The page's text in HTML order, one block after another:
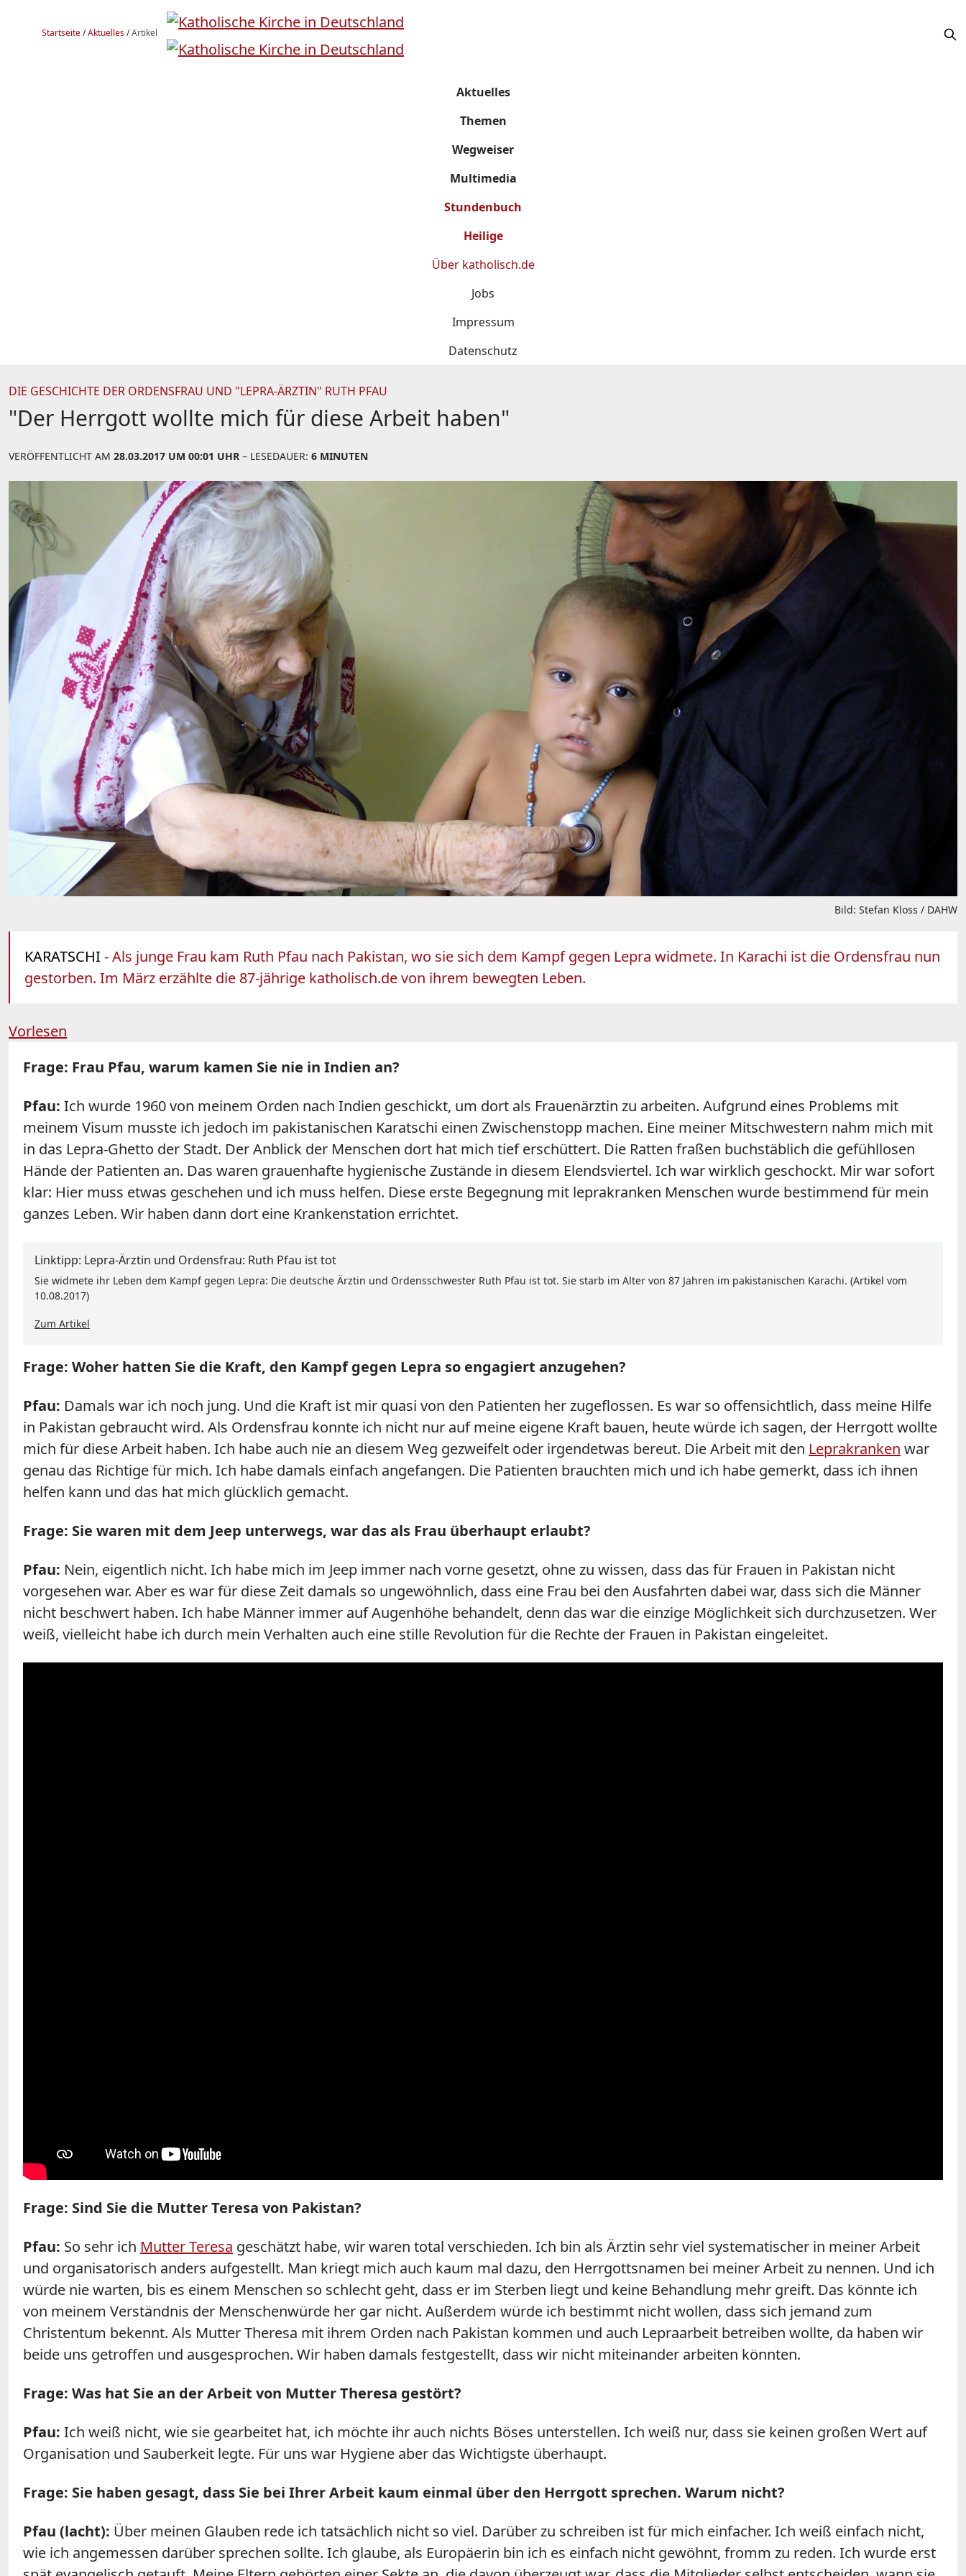
Startseite/Aktuelles/Artikel
Aktuelles
Themen
Wegweiser
Multimedia
Stundenbuch
Heilige
Über katholisch.de
Jobs
Impressum
Datenschutz
DIE GESCHICHTE DER ORDENSFRAU UND "LEPRA-ÄRZTIN" RUTH PFAU
"Der Herrgott wollte mich für diese Arbeit haben"
VERÖFFENTLICHT AM 28.03.2017 UM 00:01 UHR – LESEDAUER: 6 MINUTEN
Bild: Stefan Kloss / DAHW
KARATSCHI - Als junge Frau kam Ruth Pfau nach Pakistan, wo sie sich dem Kampf gegen Lepra widmete. In Karachi ist die Ordensfrau nun
gestorben. Im März erzählte die 87-jährige katholisch.de von ihrem bewegten Leben.
Vorlesen
Frage: Frau Pfau, warum kamen Sie nie in Indien an?
Pfau: Ich wurde 1960 von meinem Orden nach Indien geschickt, um dort als Frauenärztin zu arbeiten. Aufgrund eines Problems mit
meinem Visum musste ich jedoch im pakistanischen Karatschi einen Zwischenstopp machen. Eine meiner Mitschwestern nahm mich mit
in das Lepra-Ghetto der Stadt. Der Anblick der Menschen dort hat mich tief erschüttert. Die Ratten fraßen buchstäblich die gefühllosen
Hände der Patienten an. Das waren grauenhafte hygienische Zustände in diesem Elendsviertel. Ich war wirklich geschockt. Mir war sofort
klar: Hier muss etwas geschehen und ich muss helfen. Diese erste Begegnung mit leprakranken Menschen wurde bestimmend für mein
ganzes Leben. Wir haben dann dort eine Krankenstation errichtet.
Linktipp: Lepra-Ärztin und Ordensfrau: Ruth Pfau ist tot
Sie widmete ihr Leben dem Kampf gegen Lepra: Die deutsche Ärztin und Ordensschwester Ruth Pfau ist tot. Sie starb im Alter von 87 Jahren im pakistanischen Karachi. (Artikel vom
10.08.2017)
Zum Artikel
Frage: Woher hatten Sie die Kraft, den Kampf gegen Lepra so engagiert anzugehen?
Pfau: Damals war ich noch jung. Und die Kraft ist mir quasi von den Patienten her zugeflossen. Es war so offensichtlich, dass meine Hilfe
in Pakistan gebraucht wird. Als Ordensfrau konnte ich nicht nur auf meine eigene Kraft bauen, heute würde ich sagen, der Herrgott wollte
mich für diese Arbeit haben. Ich habe auch nie an diesem Weg gezweifelt oder irgendetwas bereut. Die Arbeit mit den Leprakranken war
genau das Richtige für mich. Ich habe damals einfach angefangen. Die Patienten brauchten mich und ich habe gemerkt, dass ich ihnen
helfen kann und das hat mich glücklich gemacht.
Frage: Sie waren mit dem Jeep unterwegs, war das als Frau überhaupt erlaubt?
Pfau: Nein, eigentlich nicht. Ich habe mich im Jeep immer nach vorne gesetzt, ohne zu wissen, dass das für Frauen in Pakistan nicht
vorgesehen war. Aber es war für diese Zeit damals so ungewöhnlich, dass eine Frau bei den Ausfahrten dabei war, dass sich die Männer
nicht beschwert haben. Ich habe Männer immer auf Augenhöhe behandelt, denn das war die einzige Möglichkeit sich durchzusetzen. Wer
weiß, vielleicht habe ich durch mein Verhalten auch eine stille Revolution für die Rechte der Frauen in Pakistan eingeleitet.
Frage: Sind Sie die Mutter Teresa von Pakistan?
Pfau: So sehr ich Mutter Teresa geschätzt habe, wir waren total verschieden. Ich bin als Ärztin sehr viel systematischer in meiner Arbeit
und organisatorisch anders aufgestellt. Man kriegt mich auch kaum mal dazu, den Herrgottsnamen bei meiner Arbeit zu nennen. Und ich
würde nie warten, bis es einem Menschen so schlecht geht, dass er im Sterben liegt und keine Behandlung mehr greift. Das könnte ich
von meinem Verständnis der Menschenwürde her gar nicht. Außerdem würde ich bestimmt nicht wollen, dass sich jemand zum
Christentum bekennt. Als Mutter Theresa mit ihrem Orden nach Pakistan kommen und auch Lepraarbeit betreiben wollte, da haben wir
beide uns getroffen und ausgesprochen. Wir haben damals festgestellt, dass wir nicht miteinander arbeiten könnten.
Frage: Was hat Sie an der Arbeit von Mutter Theresa gestört?
Pfau: Ich weiß nicht, wie sie gearbeitet hat, ich möchte ihr auch nichts Böses unterstellen. Ich weiß nur, dass sie keinen großen Wert auf
Organisation und Sauberkeit legte. Für uns war Hygiene aber das Wichtigste überhaupt.
Frage: Sie haben gesagt, dass Sie bei Ihrer Arbeit kaum einmal über den Herrgott sprechen. Warum nicht?
Pfau (lacht): Über meinen Glauben rede ich tatsächlich nicht so viel. Darüber zu schreiben ist für mich einfacher. Ich weiß einfach nicht,
wie ich angemessen darüber sprechen sollte. Ich glaube, als Europäerin bin ich es einfach nicht gewöhnt, fromm zu reden. Ich wurde erst